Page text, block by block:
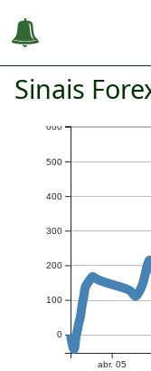
Sinais
abr. 05
0
100
200
300
400
500
600